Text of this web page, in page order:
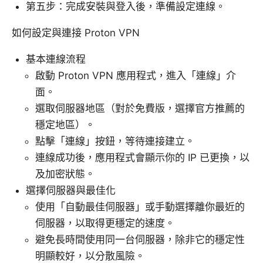
第五步：完成安裝與登入後，準備設定連線。
如何設定與連接 Proton VPN
基本連線流程
啟動 Proton VPN 應用程式，進入「連線」介
面。
選取伺服器地區（對於免費版，選擇官方推薦的
穩定地區）。
點擊「連線」按鈕，等待連接建立。
連線成功後，應用程式會顯示你的 IP 已更換，以
及加密狀態。
選擇伺服器與最佳化
使用「自動最佳伺服器」或手動選擇離你最近的
伺服器，以取得更穩定的速度。
避免長時間使用同一台伺服器，除非它的穩定性
明顯較好，以分散風險。